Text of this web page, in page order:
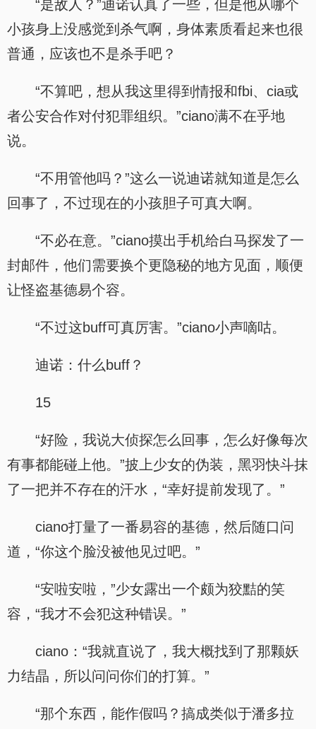
“是敌人？”迪诺认真了一些，但是他从哪个
小孩身上没感觉到杀气啊，身体素质看起来也很
普通，应该也不是杀手吧？
“不算吧，想从我这里得到情报和fbi、cia或
者公安合作对付犯罪组织。”ciano满不在乎地
说。
“不用管他吗？”这么一说迪诺就知道是怎么
回事了，不过现在的小孩胆子可真大啊。
“不必在意。”ciano摸出手机给白马探发了一
封邮件，他们需要换个更隐秘的地方见面，顺便
让怪盗基德易个容。
“不过这buff可真厉害。”ciano小声嘀咕。
迪诺：什么buff？
15
“好险，我说大侦探怎么回事，怎么好像每次
有事都能碰上他。”披上少女的伪装，黑羽快斗抹
了一把并不存在的汗水，“幸好提前发现了。”
ciano打量了一番易容的基德，然后随口问
道，“你这个脸没被他见过吧。”
“安啦安啦，”少女露出一个颇为狡黠的笑
容，“我才不会犯这种错误。”
ciano：“我就直说了，我大概找到了那颗妖
力结晶，所以问问你们的打算。”
“那个东西，能作假吗？搞成类似于潘多拉